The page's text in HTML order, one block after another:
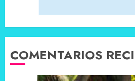
COMENTARIOS